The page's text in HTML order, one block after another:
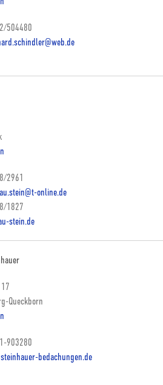
online.de
1827
stein.de
Queckborn
bedachungen.de